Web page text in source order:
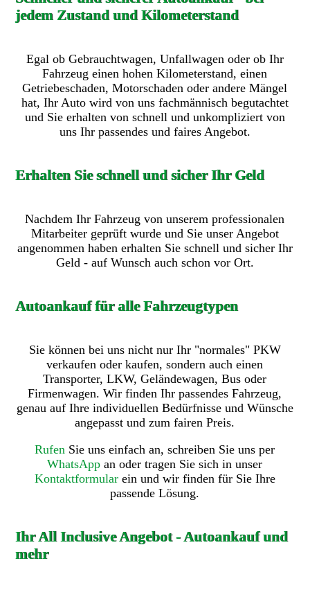
jedem Zustand und Kilometerstand
Egal ob Gebrauchtwagen, Unfallwagen oder ob Ihr
Fahrzeug einen hohen Kilometerstand, einen
Getriebeschaden, Motorschaden oder andere Mängel
hat, Ihr Auto wird von uns fachmännisch begutachtet
und Sie erhalten von schnell und unkompliziert von
uns Ihr passendes und faires Angebot.
Erhalten Sie schnell und sicher Ihr Geld
Nachdem Ihr Fahrzeug von unserem professionalen
Mitarbeiter geprüft wurde und Sie unser Angebot
angenommen haben erhalten Sie schnell und sicher Ihr
Geld - auf Wunsch auch schon vor Ort.
Autoankauf für alle Fahrzeugtypen
Sie können bei uns nicht nur Ihr "normales" PKW
verkaufen oder kaufen, sondern auch einen
Transporter, LKW, Geländewagen, Bus oder
Firmenwagen. Wir finden Ihr passendes Fahrzeug,
genau auf Ihre individuellen Bedürfnisse und Wünsche
angepasst und zum fairen Preis.
Rufen Sie uns einfach an, schreiben Sie uns per
WhatsApp an oder tragen Sie sich in unser
Kontaktformularein und wir finden für Sie Ihre
passende Lösung.
Ihr All Inclusive Angebot - Autoankauf und
mehr